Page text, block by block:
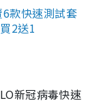
款快速測試套
2送1
新冠病毒快速